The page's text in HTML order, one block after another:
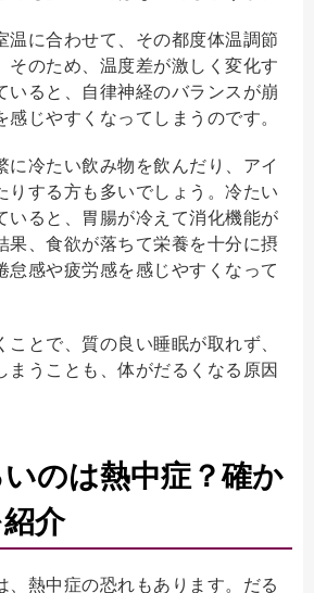
温に合わせて、その都度体温調節
そのため、温度差が激しく変化す
いると、自律神経のバランスが崩
じやすくなってしまうのです。
に冷たい飲み物を飲んだり、アイ
りする方も多いでしょう。冷たい
いると、胃腸が冷えて消化機能が
果、食欲が落ちて栄養を十分に摂
怠感や疲労感を感じやすくなって
とで、質の良い睡眠が取れず、
まうことも、体がだるくなる原因
のは熱中症？確か
介
、熱中症の恐れもあります。だる